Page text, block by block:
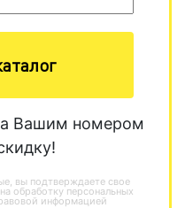
Вашим номером
вы подтверждаете свое
обработку персональных
информацией